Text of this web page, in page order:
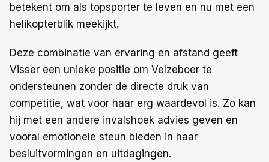
betekent om als topsporter te leven en nu met een
helikopterblik meekijkt.
Deze combinatie van ervaring en afstand geeft
Visser een unieke positie om Velzeboer te
ondersteunen zonder de directe druk van
competitie, wat voor haar erg waardevol is. Zo kan
hij met een andere invalshoek advies geven en
vooral emotionele steun bieden in haar
besluitvormingen en uitdagingen.